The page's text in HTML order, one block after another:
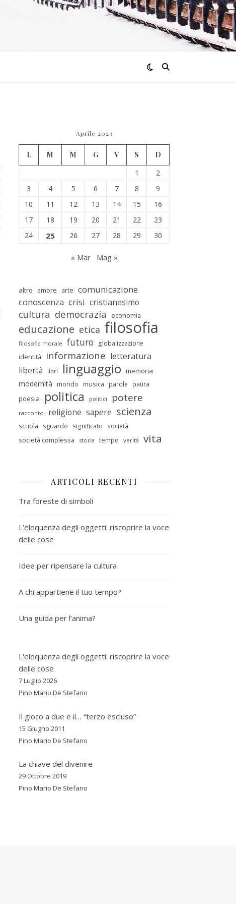
Aprile 2023
L M M G V S
D
1
2
3
4 5 6 7 8
9
10
11 12 13 14 15
16
17
18 19 20 21 22
23
24
25 26 27 28 29 30
« Mar Mag »
altro amore arte comunicazione
conoscenza crisi cristianesimo
cultura democrazia economia
educazione etica filosofia
filosofia morale futuro globalizzazione
identità informazione letteratura
libertà
libri linguaggio memoria
modernità mondo musica parole paura
poesia politica politici potere
racconto religione sapere scienza
scuola sguardo significato società
società complessa storia tempo verità vita
ARTICOLI RECENTI
Tra foreste di simboli
L’eloquenza degli oggetti: riscoprire la voce
delle cose
Idee per ripensare la cultura
A chi appartiene il tuo tempo?
Una guida per l’anima?
L'eloquenza degli oggetti: riscoprire la voce
delle cose
7 Luglio 2026
Pino Mario De Stefano
Il gioco a due e il… “terzo escluso”
15 Giugno 2011
Pino Mario De Stefano
La chiave del divenire
29 Ottobre 2019
Pino Mario De Stefano